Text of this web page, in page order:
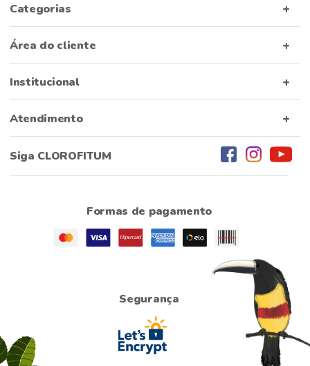
Categorias
Área do cliente
Institucional
Atendimento
Siga CLOROFITUM
Formas de pagamento
Segurança